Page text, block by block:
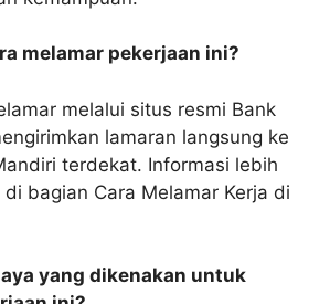
melamar pekerjaan ini?
melalui situs resmi Bank
lamaran langsung ke
terdekat. Informasi lebih
bagian Cara Melamar Kerja di
yang dikenakan untuk